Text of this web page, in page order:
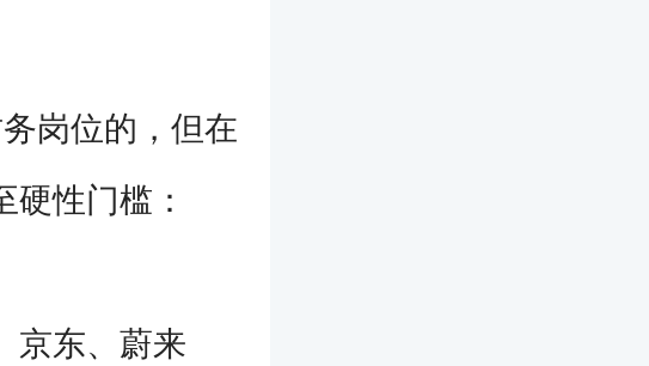
岗位的，但在
性门槛：
京东、蔚来